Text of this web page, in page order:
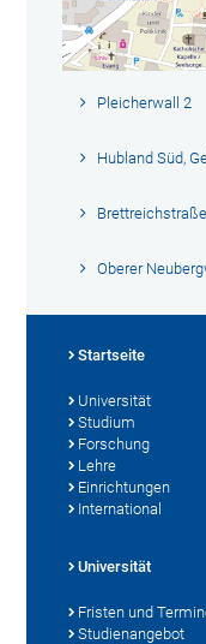
Pleicherwall 2
Hubland Süd,
Oberer
Startseite
Universität
Studium
Forschung
Lehre
Einrichtungen
International
Universität
Fristen und
Studienangebot